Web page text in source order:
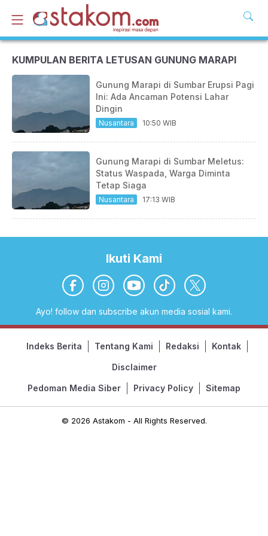
KUMPULAN BERITA LETUSAN GUNUNG MARAPI
Gunung Marapi di Sumbar Erupsi Pagi
Ini: Ada Ancaman Potensi Lahar
Dingin
Nusantara 10:50 WIB
Gunung Marapi di Sumbar Meletus:
Status Waspada, Warga Diminta
Tetap Siaga
Nusantara 17:13 WIB
Ikuti Kami
Ayo! follow dan subscribe akun media sosial kami.
Indeks Berita Tentang Kami Redaksi Kontak
Disclaimer
Pedoman Media Siber Privacy Policy Sitemap
© 2026 Astakom - All Rights Reserved.